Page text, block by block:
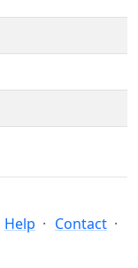
Help
Contact